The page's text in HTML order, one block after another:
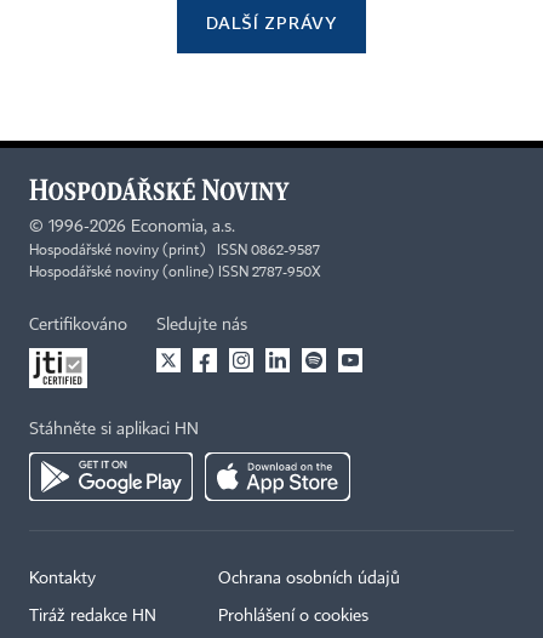
DALŠÍ ZPRÁVY
© 1996-2026 Economia, a.s.
Hospodářské noviny (print) ISSN 0862-9587
Hospodářské noviny (online) ISSN 2787-950X
Certifikováno Sledujte nás
Stáhněte si aplikaci HN
Kontakty
Tiráž redakce HN
Ochrana osobních údajů
Prohlášení o cookies